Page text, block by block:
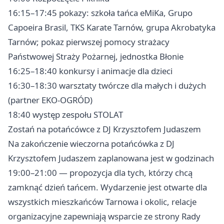
16:15–17:45 pokazy: szkoła tańca eMiKa, Grupo
Capoeira Brasil, TKS Karate Tarnów, grupa Akrobatyka
Tarnów; pokaz pierwszej pomocy strażacy
Państwowej Straży Pożarnej, jednostka Błonie
16:25–18:40 konkursy i animacje dla dzieci
16:30–18:30 warsztaty twórcze dla małych i dużych
(partner EKO-OGRÓD)
18:40 występ zespołu STOLAT
Zostań na potańcówce z DJ Krzysztofem Judaszem
Na zakończenie wieczorna potańcówka z DJ
Krzysztofem Judaszem zaplanowana jest w godzinach
19:00–21:00 — propozycja dla tych, którzy chcą
zamknąć dzień tańcem. Wydarzenie jest otwarte dla
wszystkich mieszkańców Tarnowa i okolic, relacje
organizacyjne zapewniają wsparcie ze strony Rady